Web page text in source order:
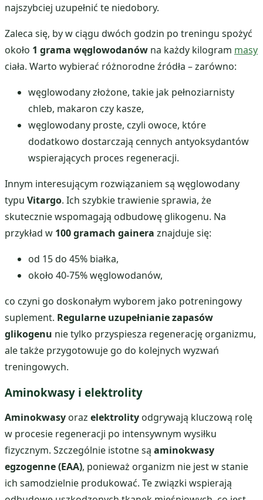
najszybciej uzupełnić te niedobory.
Zaleca się, by w ciągu dwóch godzin po treningu spożyć
około 1 grama węglowodanów na każdy kilogram masy
ciała. Warto wybierać różnorodne źródła – zarówno:
węglowodany złożone, takie jak pełnoziarnisty
chleb, makaron czy kasze,
węglowodany proste, czyli owoce, które
dodatkowo dostarczają cennych antyoksydantów
wspierających proces regeneracji.
Innym interesującym rozwiązaniem są węglowodany
typu Vitargo. Ich szybkie trawienie sprawia, że
skutecznie wspomagają odbudowę glikogenu. Na
przykład w 100 gramach gainera znajduje się:
od 15 do 45% białka,
około 40-75% węglowodanów,
co czyni go doskonałym wyborem jako potreningowy
suplement. Regularne uzupełnianie zapasów
glikogenu nie tylko przyspiesza regenerację organizmu,
ale także przygotowuje go do kolejnych wyzwań
treningowych.
Aminokwasy i elektrolity
Aminokwasy oraz elektrolity odgrywają kluczową rolę
w procesie regeneracji po intensywnym wysiłku
fizycznym. Szczególnie istotne są aminokwasy
egzogenne (EAA), ponieważ organizm nie jest w stanie
ich samodzielnie produkować. Te związki wspierają